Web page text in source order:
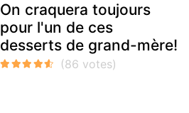
On craquera toujours
pour l'un de ces
desserts de grand-mère!